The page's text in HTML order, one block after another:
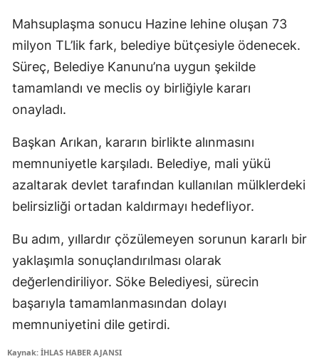
Mahsuplaşma sonucu Hazine lehine oluşan 73
milyon TL’lik fark, belediye bütçesiyle ödenecek.
Süreç, Belediye Kanunu’na uygun şekilde
tamamlandı ve meclis oy birliğiyle kararı
onayladı.
Başkan Arıkan, kararın birlikte alınmasını
memnuniyetle karşıladı. Belediye, mali yükü
azaltarak devlet tarafından kullanılan mülklerdeki
belirsizliği ortadan kaldırmayı hedefliyor.
Bu adım, yıllardır çözülemeyen sorunun kararlı bir
yaklaşımla sonuçlandırılması olarak
değerlendiriliyor. Söke Belediyesi, sürecin
başarıyla tamamlanmasından dolayı
memnuniyetini dile getirdi.
Kaynak: İHLAS HABER AJANSI